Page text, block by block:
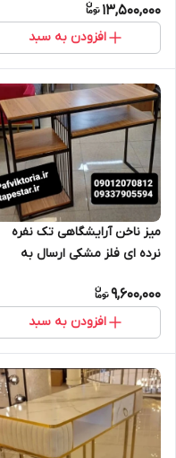
13,500,000
افزودن به سبد
میز ناخن آرایشگاهی تک نفره
نرده ای فلز مشکی ارسال به
9,600,000
افزودن به سبد